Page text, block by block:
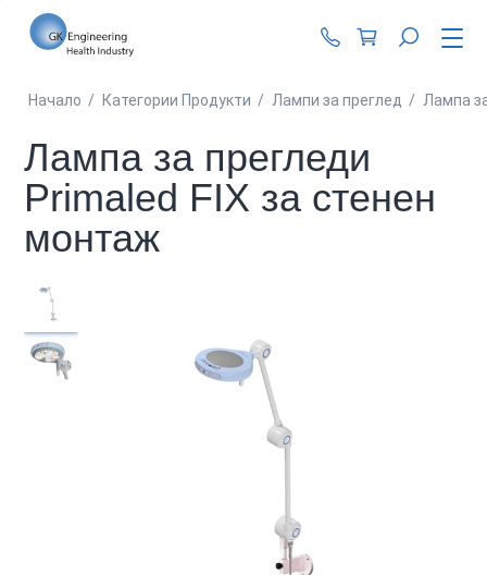
+359 87 990 62
Начало / Категории Продукти / Лампи за преглед / Лампа
Лампа за прегледи
Primaled FIX за стенен
монтаж